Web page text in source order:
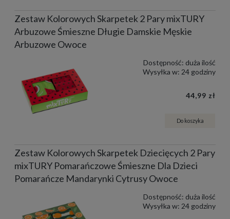
Zestaw Kolorowych Skarpetek 2 Pary mixTURY
Arbuzowe Śmieszne Długie Damskie Męskie
Arbuzowe Owoce
Dostępność: duża ilość
Wysyłka w: 24 godziny
44,99 zł
Do koszyka
Zestaw Kolorowych Skarpetek Dziecięcych 2 Pary
mixTURY Pomarańczowe Śmieszne Dla Dzieci
Pomarańcze Mandarynki Cytrusy Owoce
Dostępność: duża ilość
Wysyłka w: 24 godziny